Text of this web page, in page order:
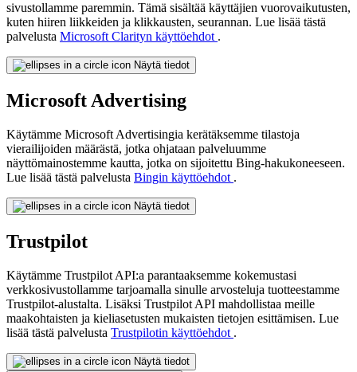
sivustollamme paremmin. Tämä sisältää käyttäjien vuorovaikutusten,
kuten hiiren liikkeiden ja klikkausten, seurannan. Lue lisää tästä
palvelusta Microsoft Clarityn käyttöehdot .
Näytä tiedot
Microsoft Advertising
Käytämme Microsoft Advertisingia kerätäksemme tilastoja
vierailijoiden määrästä, jotka ohjataan palveluumme
näyttömainostemme kautta, jotka on sijoitettu Bing-hakukoneeseen.
Lue lisää tästä palvelusta Bingin käyttöehdot .
Näytä tiedot
Trustpilot
Käytämme Trustpilot API:a parantaaksemme kokemustasi
verkkosivustollamme tarjoamalla sinulle arvosteluja tuotteestamme
Trustpilot-alustalta. Lisäksi Trustpilot API mahdollistaa meille
maakohtaisten ja kieliasetusten mukaisten tietojen esittämisen. Lue
lisää tästä palvelusta Trustpilotin käyttöehdot .
Näytä tiedot